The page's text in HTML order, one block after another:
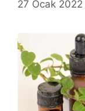
27 Ocak 2022